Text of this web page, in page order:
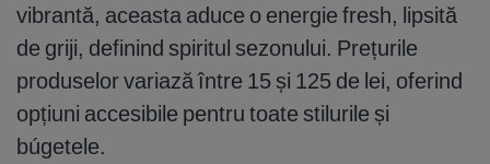
vibrantă, aceasta aduce o energie fresh, lipsită
de griji, definind spiritul sezonului. Prețurile
produselor variază între 15 și 125 de lei, oferind
opțiuni accesibile pentru toate stilurile și
búgetele.